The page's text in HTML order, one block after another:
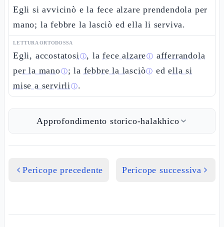
Egli si avvicinò e la fece alzare prendendola per
mano; la febbre la lasciò ed ella li serviva.
LETTURA ORTODOSSA
Egli, accostatosiⓘ, lafece alzareⓘ afferrandola
per la manoⓘ; la febbre la lasciòⓘ edella si
mise a servirliⓘ.
Approfondimento storico-halakhico
Pericope precedente Pericope successiva